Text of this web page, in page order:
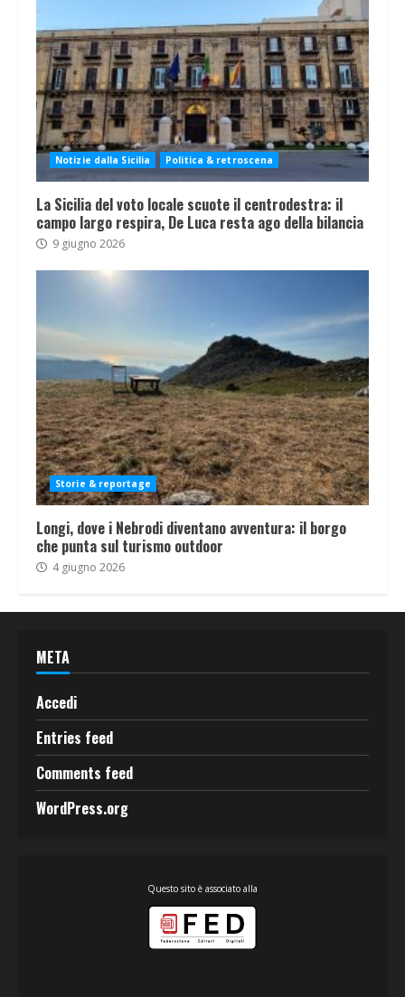
Notizie dalla Sicilia Politica & retroscena
La Sicilia del voto locale scuote il centrodestra: il
campo largo respira, De Luca resta ago della bilancia
9 giugno 2026
Storie & reportage
Longi, dove i Nebrodi diventano avventura: il borgo
che punta sul turismo outdoor
4 giugno 2026
META
Accedi
Entries feed
Comments feed
WordPress.org
Questo sito è associato alla